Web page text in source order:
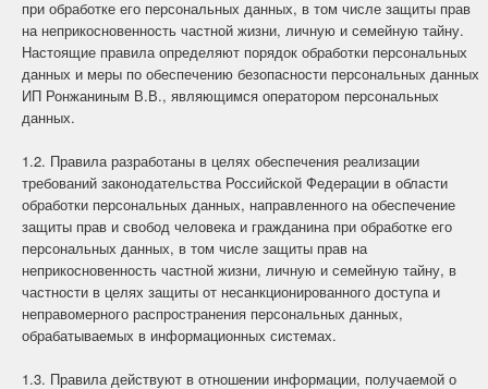
при обработке его персональных данных, в том числе защиты прав
на неприкосновенность частной жизни, личную и семейную тайну.
Настоящие правила определяют порядок обработки персональных
данных и меры по обеспечению безопасности персональных данных
ИП Ронжаниным В.В., являющимся оператором персональных
данных.
1.2. Правила разработаны в целях обеспечения реализации
требований законодательства Российской Федерации в области
обработки персональных данных, направленного на обеспечение
защиты прав и свобод человека и гражданина при обработке его
персональных данных, в том числе защиты прав на
неприкосновенность частной жизни, личную и семейную тайну, в
частности в целях защиты от несанкционированного доступа и
неправомерного распространения персональных данных,
обрабатываемых в информационных системах.
1.3. Правила действуют в отношении информации, получаемой о